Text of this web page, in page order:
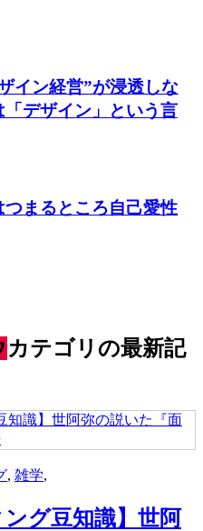
イン経営”が浸透しな
デザイン」という言
まるところ自己愛性
カテゴリの最新記
, 雑学,
ング豆知識】世阿